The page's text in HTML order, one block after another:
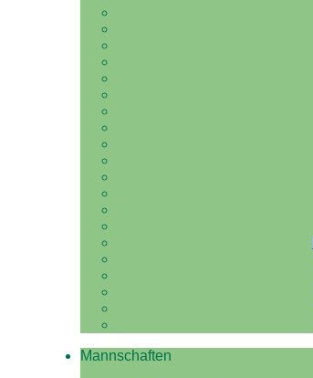
Mannschaften